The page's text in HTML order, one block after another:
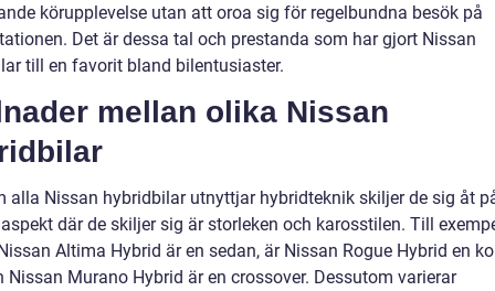
körupplevelse utan att oroa sig för regelbundna besök på
Det är dessa tal och prestanda som har gjort Nissan
till en favorit bland bilentusiaster.
mellan olika Nissan
alla Nissan hybridbilar utnyttjar hybridteknik skiljer de sig åt
där de skiljer sig är storleken och karosstilen. Till
Altima Hybrid är en sedan, är Nissan Rogue Hybrid en
Nissan Murano Hybrid är en crossover. Dessutom varierar